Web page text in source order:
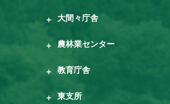
大間々庁舎
農林業センター
教育庁舎
東支所